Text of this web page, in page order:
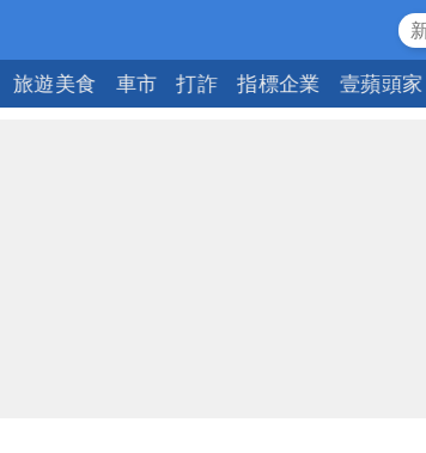
旅遊美食 車市 打詐 指標企業 壹蘋頭家